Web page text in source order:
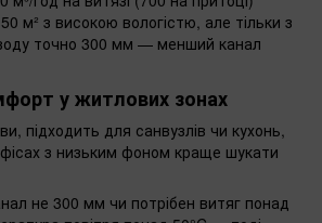
м² з високою вологістю, але тільки з
точно 300 мм — менший канал
у житлових зонах
підходить для санвузлів чи кухонь,
з низьким фоном краще шукати
не 300 мм чи потрібен витяг понад